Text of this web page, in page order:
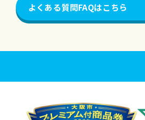
よくある質問FAQはこちら